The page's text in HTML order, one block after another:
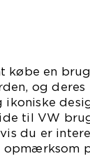
købe en
og
til VW
du er